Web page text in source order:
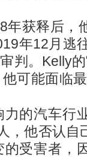
获释后，
年12月逃
判。Kelly
可能面临
的汽车行
，他否认自
受害者，